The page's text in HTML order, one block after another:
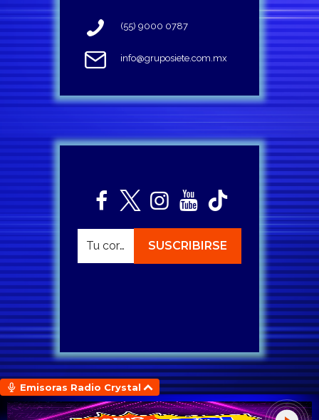
(55) 9000 0787
info@gruposiete.com.mx
Emisoras Radio Crystal